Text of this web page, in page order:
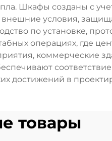
Шкафы созданы с
условия,
по установке,
операциях, где
коммерческие
достижений в
товары